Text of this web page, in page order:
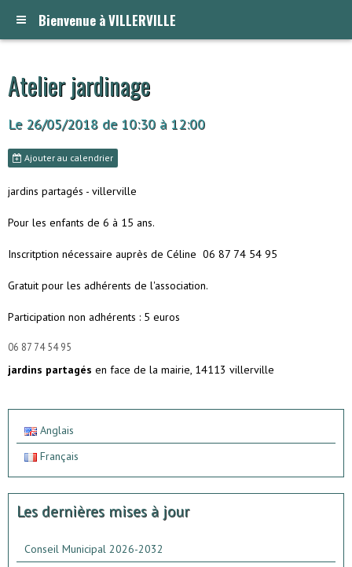
Bienvenue à VILLERVILLE
Atelier jardinage
Le 26/05/2018 de 10:30 à 12:00
Ajouter au calendrier
jardins partagés - villerville
Pour les enfants de 6 à 15 ans.
Inscritption nécessaire auprès de Céline 06 87 74 54 95
Gratuit pour les adhérents de l'association.
Participation non adhérents : 5 euros
06 87 74 54 95
jardins partagés en face de la mairie, 14113 villerville
Anglais
Français
Les dernières mises à jour
Conseil Municipal 2026-2032